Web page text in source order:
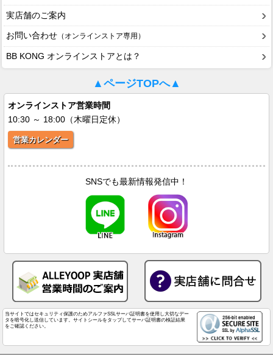
実店舗のご案内
お問い合わせ （オンラインストア専用）
BB KONG オンラインストアとは？
▲ページTOPへ▲
オンラインストア営業時間
10:30 ～ 18:00（木曜日定休）
営業カレンダー
SNSでも最新情報発信中！
当サイトではセキュリティ保護のためアルファSSLサーバ証明書を使用し大切なデー
タを暗号化し送信しています。サイトシールをタップしてサーバ証明書の検証結果
をご確認ください。